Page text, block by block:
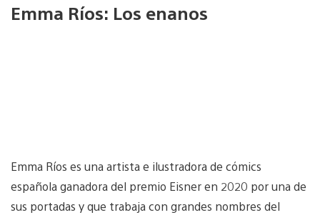
Emma Ríos: Los enanos
Emma Ríos es una artista e ilustradora de cómics
española ganadora del premio Eisner en 2020 por una de
sus portadas y que trabaja con grandes nombres del